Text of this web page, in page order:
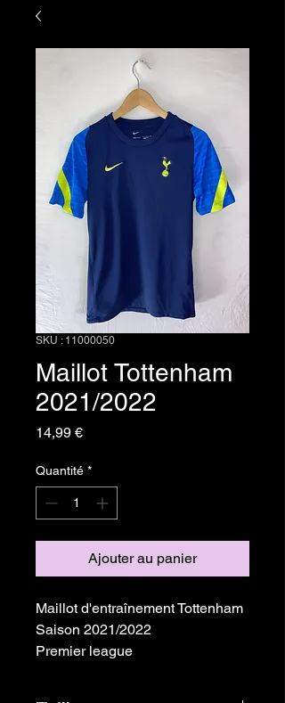
SKU : 11000050
Maillot Tottenham
2021/2022
14,99 €Prix
Quantité *
Ajouter au panier
Maillot d'entraînement Tottenham
Saison 2021/2022
Premier league